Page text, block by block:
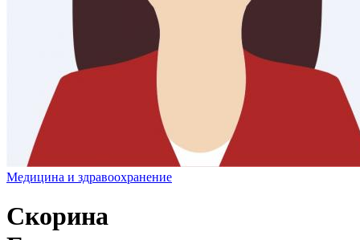
Медицина и здравоохранение
Скорина